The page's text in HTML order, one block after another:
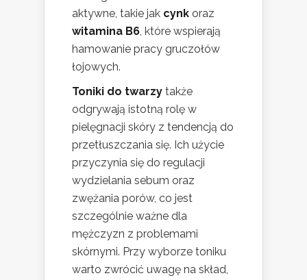
aktywne, takie jak cynk oraz
witamina B6, które wspierają
hamowanie pracy gruczołów
łojowych.
Toniki do twarzy także
odgrywają istotną rolę w
pielęgnacji skóry z tendencją do
przetłuszczania się. Ich użycie
przyczynia się do regulacji
wydzielania sebum oraz
zwężania porów, co jest
szczególnie ważne dla
mężczyzn z problemami
skórnymi. Przy wyborze toniku
warto zwrócić uwagę na skład,